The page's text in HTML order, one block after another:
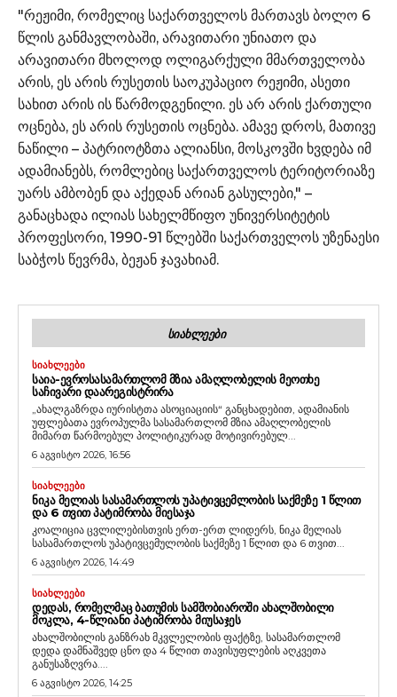
"რეჟიმი, რომელიც საქართველოს მართავს ბოლო 6
წლის განმავლობაში, არავითარი უნიათო და
არავითარი მხოლოდ ოლიგარქული მმართველობა
არის, ეს არის რუსეთის საოკუპაციო რეჟიმი, ასეთი
სახით არის ის წარმოდგენილი. ეს არ არის ქართული
ოცნება, ეს არის რუსეთის ოცნება. ამავე დროს, მათივე
ნაწილი – პატრიოტზთა ალიანსი, მოსკოვში ხვდება იმ
ადამიანებს, რომლებიც საქართველოს ტერიტორიაზე
უარს ამბობენ და აქედან არიან გასულები," –
განაცხადა ილიას სახელმწიფო უნივერსიტეტის
პროფესორი, 1990-91 წლებში საქართველოს უზენაესი
საბჭოს წევრმა, ბეჟან ჯავახიამ.
ᲡᲘᲐᲮᲚᲔᲔᲑᲘ
ᲡᲘᲐᲮᲚᲔᲔᲑᲘ
ᲡᲐᲘᲐ-ᲔᲕᲠᲝᲡᲐᲡᲐᲛᲐᲠᲗᲚᲝᲛ ᲛᲖᲘᲐ ᲐᲛᲐᲦᲚᲝᲑᲔᲚᲘᲡ ᲛᲔᲝᲗᲮᲔ
ᲡᲐᲩᲘᲕᲐᲠᲘ ᲓᲐᲐᲠᲔᲒᲘᲡᲢᲠᲘᲠᲐ
„ახალგაზრდა იურისტთა ასოციაციის“ განცხადებით, ადამიანის
უფლებათა ევროპულმა სასამართლომ მზია ამაღლობელის
მიმართ წარმოებულ პოლიტიკურად მოტივირებულ...
6 აგვისტო 2026, 16:56
ᲡᲘᲐᲮᲚᲔᲔᲑᲘ
ᲜᲘᲙᲐ ᲛᲔᲚᲘᲐᲡ ᲡᲐᲡᲐᲛᲐᲠᲗᲚᲝᲡ ᲣᲞᲐᲢᲘᲕᲪᲔᲛᲚᲝᲑᲘᲡ ᲡᲐᲥᲛᲔᲖᲔ 1 ᲬᲚᲘᲗ
ᲓᲐ 6 ᲗᲕᲘᲗ ᲞᲐᲢᲘᲛᲠᲝᲑᲐ ᲛᲘᲔᲡᲐᲯᲐ
კოალიცია ცვლილებისთვის ერთ-ერთ ლიდერს, ნიკა მელიას
სასამართლოს უპატივცემულობის საქმეზე 1 წლით და 6 თვით...
6 აგვისტო 2026, 14:49
ᲡᲘᲐᲮᲚᲔᲔᲑᲘ
ᲓᲔᲓᲐᲡ, ᲠᲝᲛᲔᲚᲛᲐᲪ ᲑᲐᲗᲣᲛᲘᲡ ᲡᲐᲛᲨᲝᲑᲘᲐᲠᲝᲨᲘ ᲐᲮᲐᲚᲨᲝᲑᲘᲚᲘ
ᲛᲝᲙᲚᲐ, 4-ᲬᲚᲘᲐᲜᲘ ᲞᲐᲢᲘᲛᲠᲝᲑᲐ ᲛᲘᲣᲡᲐᲯᲔᲡ
ახალშობილის განზრახ მკვლელობის ფაქტზე, სასამართლომ
დედა დამნაშვედ ცნო და 4 წლით თავისუფლების აღკვეთა
განუსაზღვრა....
6 აგვისტო 2026, 14:25